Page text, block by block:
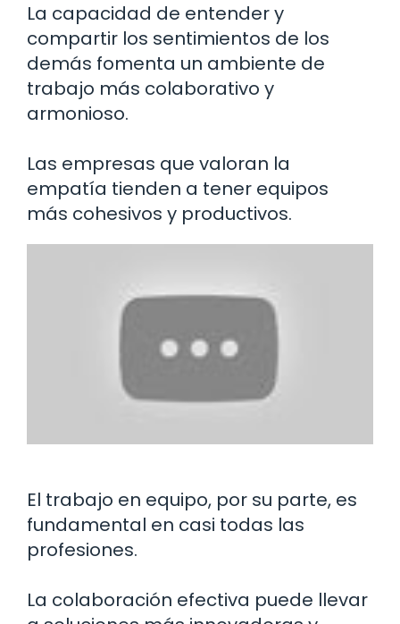
La capacidad de entender y
compartir los sentimientos de los
demás fomenta un ambiente de
trabajo más colaborativo y
armonioso.
Las empresas que valoran la
empatía tienden a tener equipos
más cohesivos y productivos.
El trabajo en equipo, por su parte, es
fundamental en casi todas las
profesiones.
La colaboración efectiva puede llevar